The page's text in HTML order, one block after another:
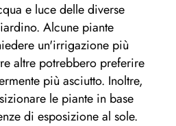
e luce delle diverse
Alcune piante
un'irrigazione più
altre potrebbero preferire
più asciutto. Inoltre,
le piante in base
di esposizione al sole.